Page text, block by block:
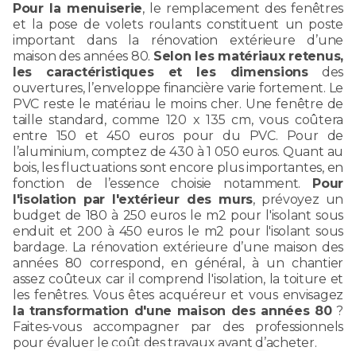
Pour la menuiserie, le remplacement des fenêtres
et la pose de volets roulants constituent un poste
important dans la rénovation extérieure d’une
maison des années 80. Selon les matériaux retenus,
les caractéristiques et les dimensionsdes
ouvertures, l’enveloppe financière varie fortement. Le
PVC reste le matériau le moins cher. Une fenêtre de
taille standard, comme 120 x 135 cm, vous coûtera
entre 150 et 450 euros pour du PVC. Pour de
l’aluminium, comptez de 430 à 1 050 euros. Quant au
bois, les fluctuations sont encore plus importantes, en
fonction de l’essence choisie notamment. Pour
l'isolation par l'extérieur des murs, prévoyez un
budget de 180 à 250 euros le m2 pour l'isolant sous
enduit et 200 à 450 euros le m2 pour l'isolant sous
bardage. La rénovation extérieure d’une maison des
années 80 correspond, en général, à un chantier
assez coûteux car il comprend l'isolation, la toiture et
les fenêtres. Vous êtes acquéreur et vous envisagez
la transformation d'une maison des années 80?
Faites-vous accompagner par des professionnels
pour évaluer le coût des travaux avant d’acheter.